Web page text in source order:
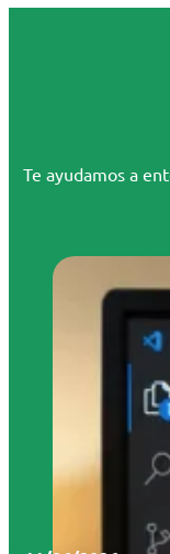
Te ayudamos a